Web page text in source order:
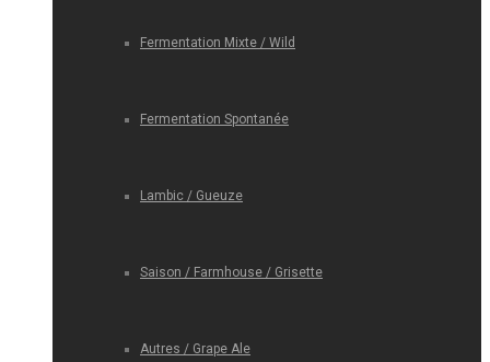
Fermentation Mixte / Wild
Fermentation Spontanée
Lambic / Gueuze
Saison / Farmhouse / Grisette
Autres / Grape Ale